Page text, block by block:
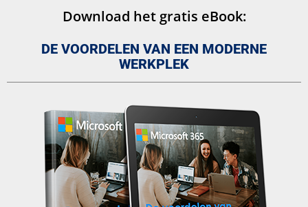
Download het gratis eBook:
DE VOORDELEN VAN EEN MODERNE
WERKPLEK